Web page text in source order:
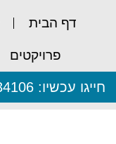
דף הבית
פרויקטים
חייגו עכשיו: 072-3934106